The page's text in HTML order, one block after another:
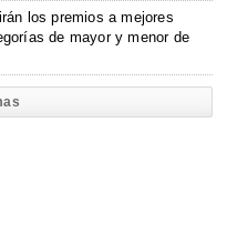
los premios a mejores
de mayor y menor de